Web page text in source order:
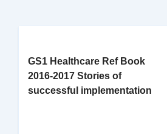
GS1 Healthcare Ref Book
2016-2017 Stories of
successful implementation